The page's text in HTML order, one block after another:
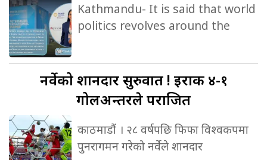
Kathmandu- It is said that world
politics revolves around the
नर्वेकोशानदार सुरुवात ! इराक ४-१
गोलअन्तरले पराजित
काठमाडौं । २८ वर्षपछि फिफा विश्वकपमा
पुनरागमन गरेको नर्वेले शानदार